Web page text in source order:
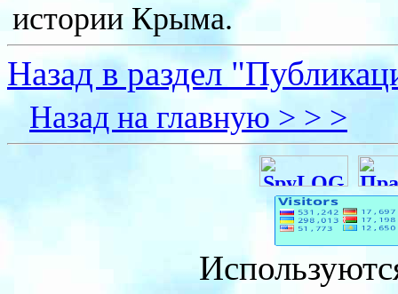
истории Крыма.
Назад в раздел
Назад на главную > > >